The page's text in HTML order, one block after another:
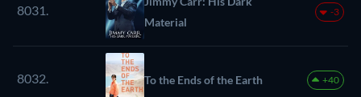
8031.
Material
-3
8032. To the Ends of the Earth +40